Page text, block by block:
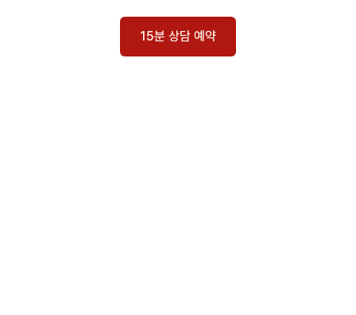
15분 상담 예약